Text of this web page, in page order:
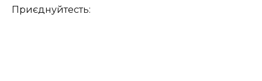
Приєднуйтесть: